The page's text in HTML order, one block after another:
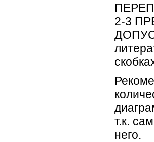
2-3
т.к.
него.